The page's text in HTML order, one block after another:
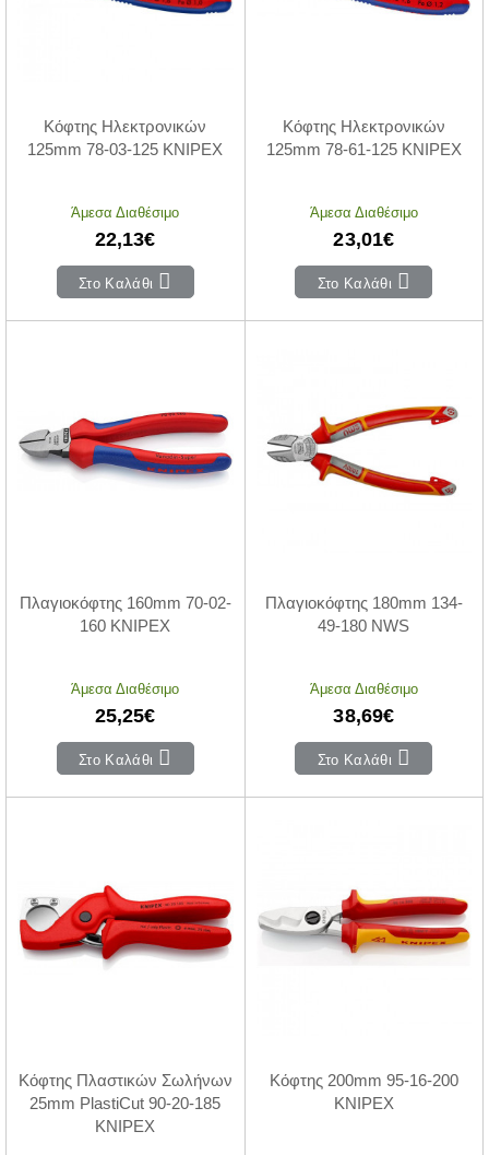
Κόφτης Ηλεκτρονικών
125mm 78-03-125 KNIPEX
Άμεσα Διαθέσιμο
22,13€
Στο Καλάθι
Κόφτης Ηλεκτρονικών
125mm 78-61-125 KNIPEX
Άμεσα Διαθέσιμο
23,01€
Στο Καλάθι
Πλαγιοκόφτης 160mm 70-02-
160 KNIPEX
Άμεσα Διαθέσιμο
25,25€
Στο Καλάθι
Πλαγιοκόφτης 180mm 134-
49-180 NWS
Άμεσα Διαθέσιμο
38,69€
Στο Καλάθι
Κόφτης Πλαστικών Σωλήνων
25mm PlastiCut 90-20-185
KNIPEX
Κόφτης 200mm 95-16-200
KNIPEX